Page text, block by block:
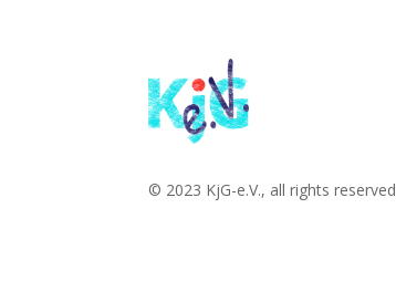
© 2023 KjG-e.V., all rights reserved